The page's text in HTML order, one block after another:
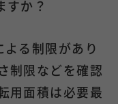
すか？
る制限があり
制限などを確認
用面積は必要最